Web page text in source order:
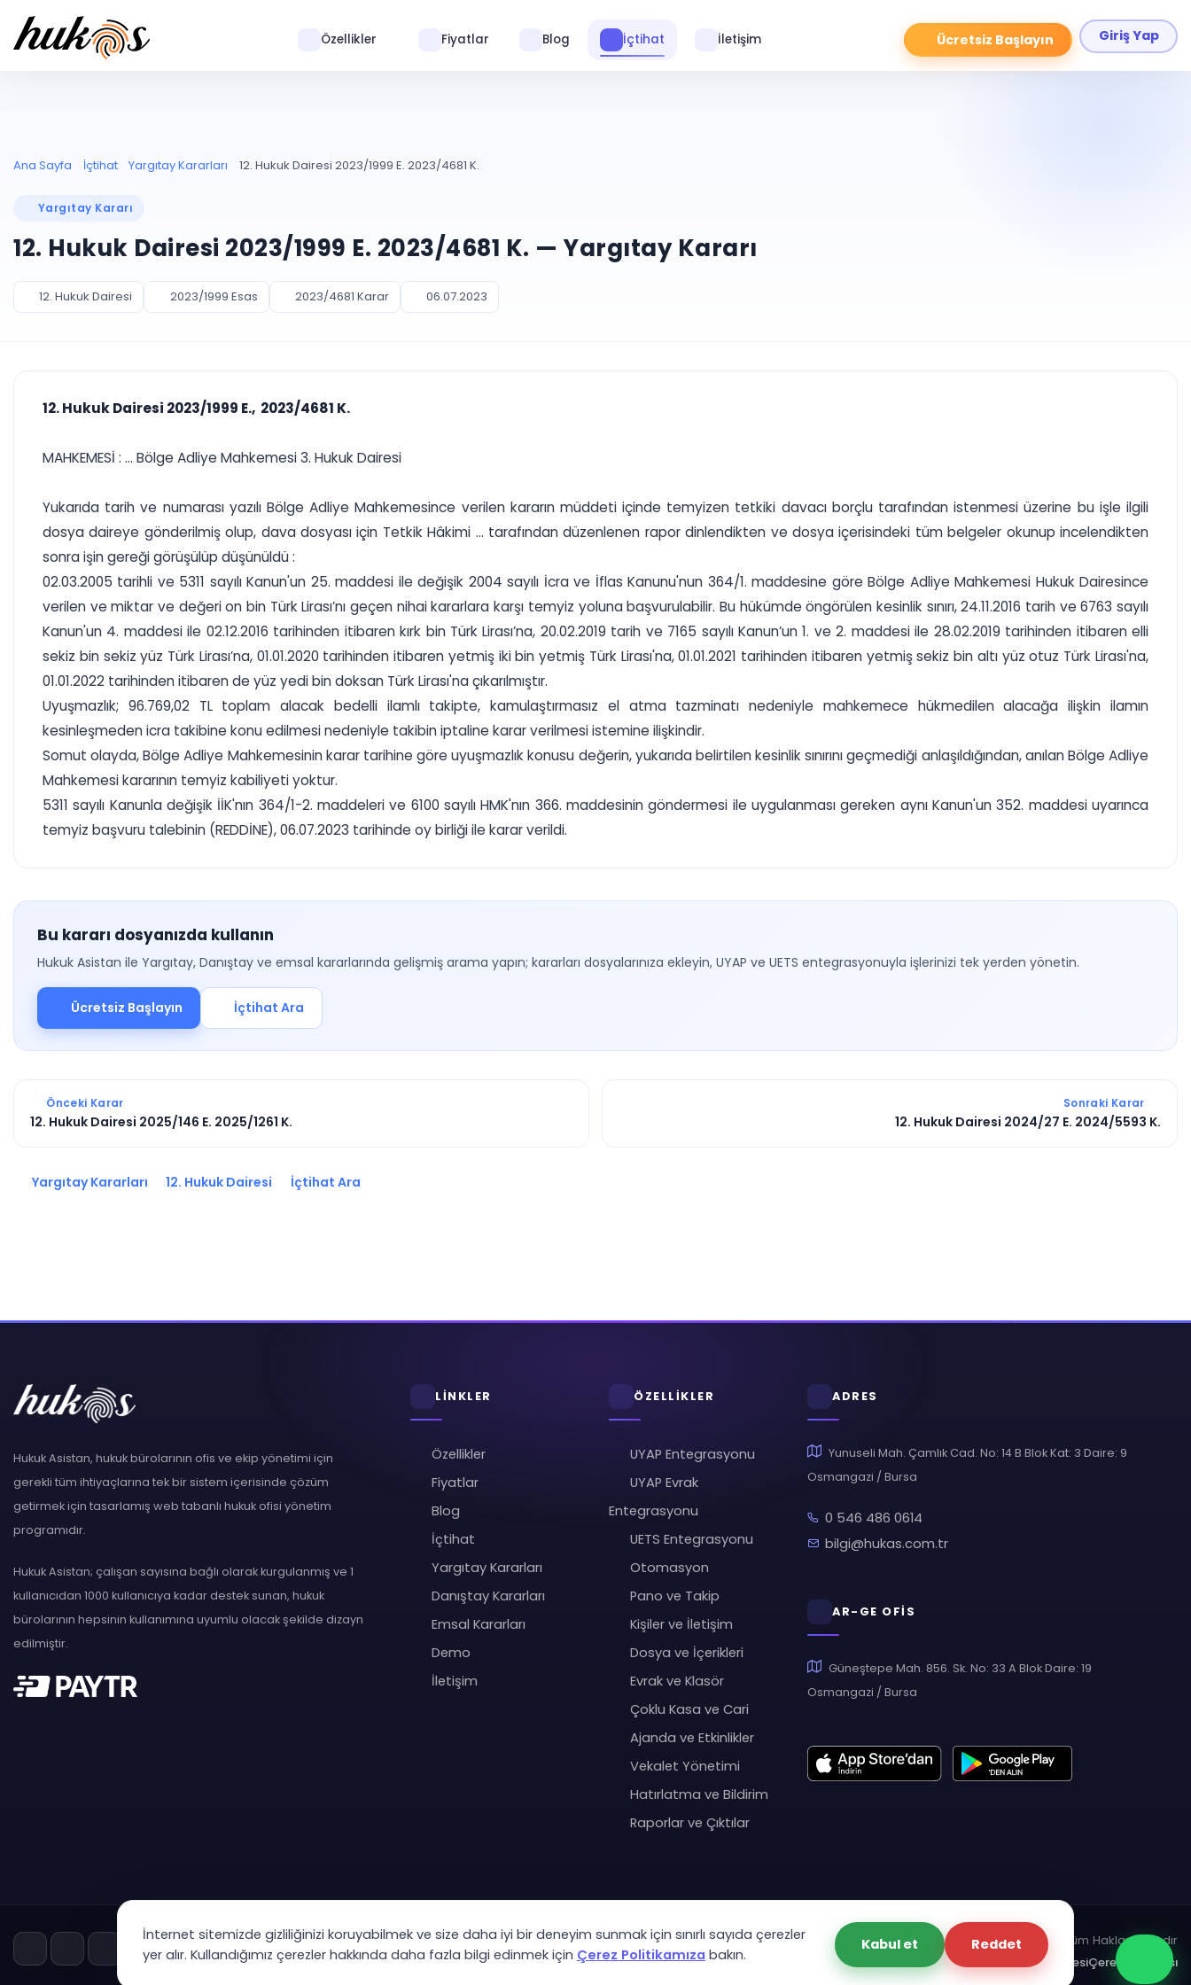
Ücretsiz Başlayın Giriş Yap
Özellikler Fiyatlar Blog İçtihat İletişim
Ana Sayfa İçtihat Yargıtay Kararları 12. Hukuk Dairesi 2023/1999 E. 2023/4681 K.
Yargıtay Kararı
12. Hukuk Dairesi 2023/1999 E. 2023/4681 K. — Yargıtay Kararı
12. Hukuk Dairesi 2023/1999 Esas 2023/4681 Karar 06.07.2023
12. Hukuk Dairesi 2023/1999 E., 2023/4681 K.
MAHKEMESİ : ... Bölge Adliye Mahkemesi 3. Hukuk Dairesi
Yukarıda tarih ve numarası yazılı Bölge Adliye Mahkemesince verilen kararın müddeti içinde temyizen tetkiki davacı borçlu tarafından istenmesi üzerine bu işle ilgili
dosya daireye gönderilmiş olup, dava dosyası için Tetkik Hâkimi ... tarafından düzenlenen rapor dinlendikten ve dosya içerisindeki tüm belgeler okunup incelendikten
sonra işin gereği görüşülüp düşünüldü :
02.03.2005 tarihli ve 5311 sayılı Kanun'un 25. maddesi ile değişik 2004 sayılı İcra ve İflas Kanunu'nun 364/1. maddesine göre Bölge Adliye Mahkemesi Hukuk Dairesince
verilen ve miktar ve değeri on bin Türk Lirası’nı geçen nihai kararlara karşı temyiz yoluna başvurulabilir. Bu hükümde öngörülen kesinlik sınırı, 24.11.2016 tarih ve 6763 sayılı
Kanun'un 4. maddesi ile 02.12.2016 tarihinden itibaren kırk bin Türk Lirası’na, 20.02.2019 tarih ve 7165 sayılı Kanun’un 1. ve 2. maddesi ile 28.02.2019 tarihinden itibaren elli
sekiz bin sekiz yüz Türk Lirası’na, 01.01.2020 tarihinden itibaren yetmiş iki bin yetmiş Türk Lirası'na, 01.01.2021 tarihinden itibaren yetmiş sekiz bin altı yüz otuz Türk Lirası'na,
01.01.2022 tarihinden itibaren de yüz yedi bin doksan Türk Lirası'na çıkarılmıştır.
Uyuşmazlık; 96.769,02 TL toplam alacak bedelli ilamlı takipte, kamulaştırmasız el atma tazminatı nedeniyle mahkemece hükmedilen alacağa ilişkin ilamın
kesinleşmeden icra takibine konu edilmesi nedeniyle takibin iptaline karar verilmesi istemine ilişkindir.
Somut olayda, Bölge Adliye Mahkemesinin karar tarihine göre uyuşmazlık konusu değerin, yukarıda belirtilen kesinlik sınırını geçmediği anlaşıldığından, anılan Bölge Adliye
Mahkemesi kararının temyiz kabiliyeti yoktur.
5311 sayılı Kanunla değişik İİK'nın 364/1-2. maddeleri ve 6100 sayılı HMK'nın 366. maddesinin göndermesi ile uygulanması gereken aynı Kanun'un 352. maddesi uyarınca
temyiz başvuru talebinin (REDDİNE), 06.07.2023 tarihinde oy birliği ile karar verildi.
Bu kararı dosyanızda kullanın
Hukuk Asistan ile Yargıtay, Danıştay ve emsal kararlarında gelişmiş arama yapın; kararları dosyalarınıza ekleyin, UYAP ve UETS entegrasyonuyla işlerinizi tek yerden yönetin.
Ücretsiz Başlayın İçtihat Ara
Önceki Karar
12. Hukuk Dairesi 2025/146 E. 2025/1261 K.
Sonraki Karar
12. Hukuk Dairesi 2024/27 E. 2024/5593 K.
Yargıtay Kararları 12. Hukuk Dairesi İçtihat Ara
Hukuk Asistan, hukuk bürolarının ofis ve ekip yönetimi için
gerekli tüm ihtiyaçlarına tek bir sistem içerisinde çözüm
getirmek için tasarlamış web tabanlı hukuk ofisi yönetim
programıdır.
Hukuk Asistan; çalışan sayısına bağlı olarak kurgulanmış ve 1
kullanıcıdan 1000 kullanıcıya kadar destek sunan, hukuk
bürolarının hepsinin kullanımına uyumlu olacak şekilde dizayn
edilmiştir.
LİNKLER
Özellikler
Fiyatlar
Blog
İçtihat
Yargıtay Kararları
Danıştay Kararları
Emsal Kararları
Demo
İletişim
ÖZELLİKLER
UYAP Entegrasyonu
UYAP Evrak
Entegrasyonu
UETS Entegrasyonu
Otomasyon
Pano ve Takip
Kişiler ve İletişim
Dosya ve İçerikleri
Evrak ve Klasör
Çoklu Kasa ve Cari
Ajanda ve Etkinlikler
Vekalet Yönetimi
Hatırlatma ve Bildirim
Raporlar ve Çıktılar
ADRES
Yunuseli Mah. Çamlık Cad. No: 14 B Blok Kat: 3 Daire: 9
Osmangazi / Bursa
0 546 486 0614
bilgi@hukas.com.tr
AR-GE OFİS
Güneştepe Mah. 856. Sk. No: 33 A Blok Daire: 19
Osmangazi / Bursa
Copyright © 2007 - 2026 Hukas | Hukuk Asistan • Tüm Hakları Saklıdır
KVK Aydınlatma Metni
Gizlilik Politikası Güvenlik SözleşmesiÇerez Politikası
İnternet sitemizde gizliliğinizi koruyabilmek ve size daha iyi bir deneyim sunmak için sınırlı sayıda çerezler
yer alır. Kullandığımız çerezler hakkında daha fazla bilgi edinmek için Çerez Politikamıza bakın.
Kabul et Reddet